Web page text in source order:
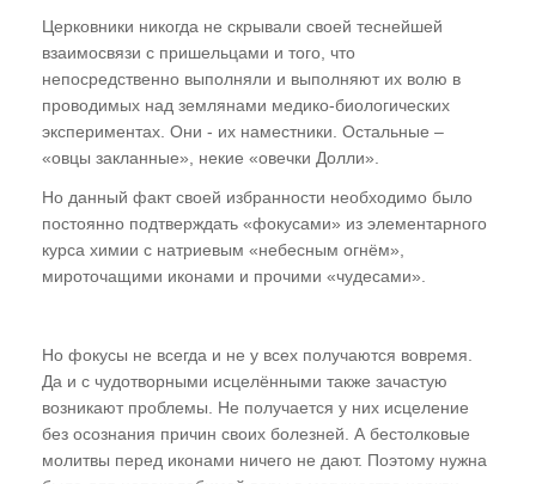
Советские учебники
Купить
Представители
Церковники никогда не скрывали своей теснейшей
взаимосвязи с пришельцами и того, что
непосредственно выполняли и выполняют их волю в
проводимых над землянами медико-биологических
экспериментах. Они - их наместники. Остальные –
«овцы закланные», некие «овечки Долли».
Но данный факт своей избранности необходимо было
постоянно подтверждать «фокусами» из элементарного
курса химии с натриевым «небесным огнём»,
мироточащими иконами и прочими «чудесами».
Но фокусы не всегда и не у всех получаются вовремя.
Да и с чудотворными исцелёнными также зачастую
возникают проблемы. Не получается у них исцеление
без осознания причин своих болезней. А бестолковые
молитвы перед иконами ничего не дают. Поэтому нужна